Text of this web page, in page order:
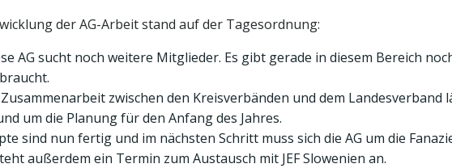
der AG-Arbeit stand auf der Tagesordnung:
AG sucht noch weitere Mitglieder. Es gibt gerade in diesem Bereich
zwischen den Kreisverbänden und dem
um die Planung für den Anfang des Jahres.
sind nun fertig und im nächsten Schritt muss sich die AG um die
außerdem ein Termin zum Austausch mit JEF Slowenien an.